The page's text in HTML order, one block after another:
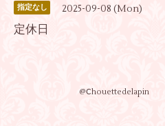
指定なし 2025-09-08 (Mon)
定休日
@Ⅽhouettedelapin